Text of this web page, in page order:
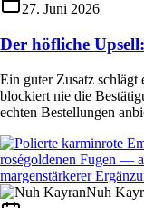
27. Juni 2026
Der höfliche
Ein guter Zusatz schlägt
blockiert nie die
echten Bestellungen
Nuh